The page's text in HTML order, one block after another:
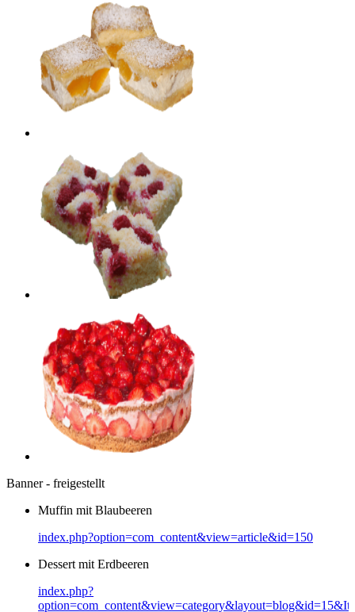
Banner - freigestellt
Muffin mit Blaubeeren
index.php?option=com_content&view=article&id=150
Dessert mit Erdbeeren
index.php?